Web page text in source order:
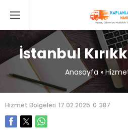
İstanbul
Anasayfa »
Hizmet Bölgeleri 17.02.2025 0 387